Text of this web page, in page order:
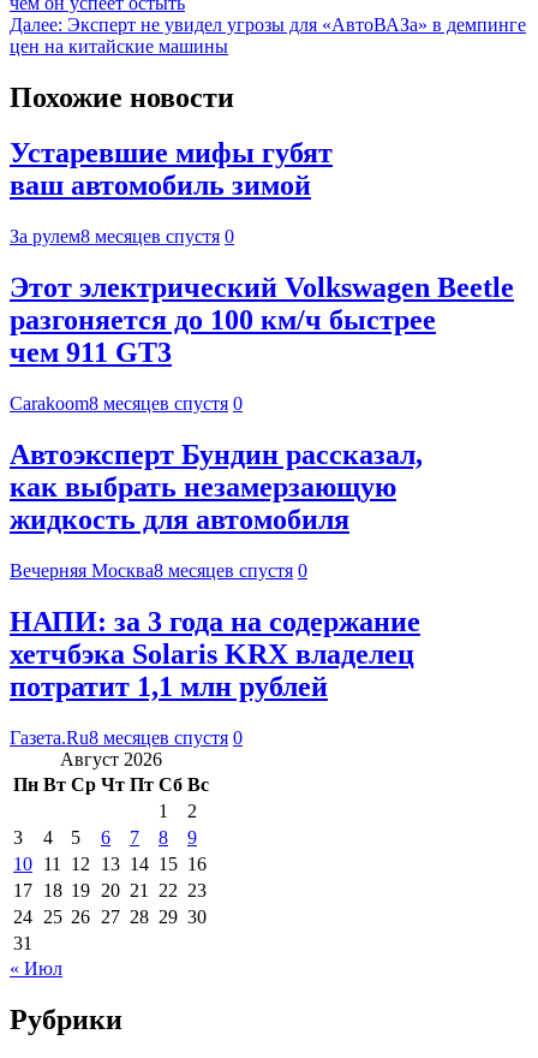
Далее: Эксперт не увидел угрозы для «АвтоВАЗа» в демпинге
цен на китайские машины
Похожие новости
Устаревшие мифы губят
ваш автомобиль зимой
За рулем8 месяцев спустя 0
Этот электрический Volkswagen Beetle
разгоняется до 100 км/ч быстрее
чем 911 GT3
Carakoom8 месяцев спустя 0
Автоэксперт Бундин рассказал,
как выбрать незамерзающую
жидкость для автомобиля
Вечерняя Москва8 месяцев спустя 0
НАПИ: за 3 года на содержание
хетчбэка Solaris KRX владелец
потратит 1,1 млн рублей
Газета.Ru8 месяцев спустя 0
Август 2026
Пн Вт Ср Чт Пт Сб Вс
1
2
3
4 5 6 7 8
9
10 11 12 13 14 15 16
17 18 19 20 21 22 23
24 25 26 27 28 29 30
31
« Июл
Рубрики